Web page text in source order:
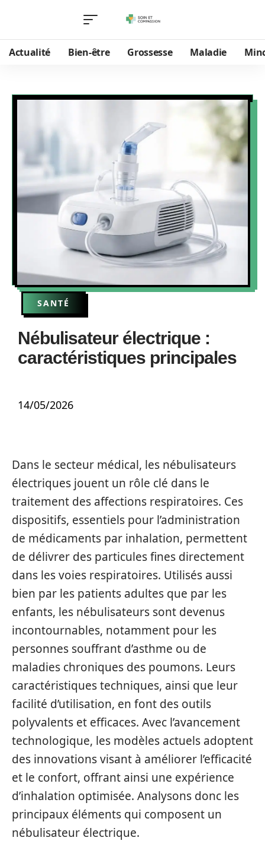
Actualité Bien-être Grossesse Maladie
SANTÉ
Nébulisateur électrique :
caractéristiques principales
14/05/2026
Dans le secteur médical, les nébulisateurs
électriques jouent un rôle clé dans le
traitement des affections respiratoires. Ces
dispositifs, essentiels pour l’administration
de médicaments par inhalation, permettent
de délivrer des particules fines directement
dans les voies respiratoires. Utilisés aussi
bien par les patients adultes que par les
enfants, les nébulisateurs sont devenus
incontournables, notamment pour les
personnes souffrant d’asthme ou de
maladies chroniques des poumons. Leurs
caractéristiques techniques, ainsi que leur
facilité d’utilisation, en font des outils
polyvalents et efficaces. Avec l’avancement
technologique, les modèles actuels adoptent
des innovations visant à améliorer l’efficacité
et le confort, offrant ainsi une expérience
d’inhalation optimisée. Analysons donc les
principaux éléments qui composent un
nébulisateur électrique.